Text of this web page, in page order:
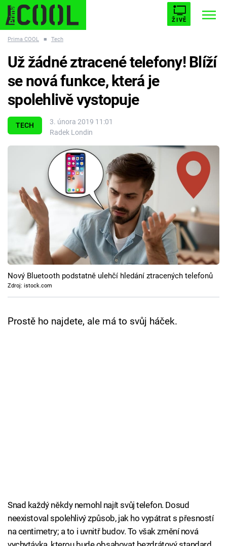
ŽIVĚ
ESCAPE PLNEJ KOTEL AVENGERS 5
Témata
Seriály
Hry
Cool Esport
Pořady
TV Program
Prima COOL ■ Tech
TECH
3. února 2019 11:01
Radek Londin
Už žádné ztracené telefony! Blíží
se nová funkce, která je
spolehlivě vystopuje
Nový Bluetooth podstatně ulehčí hledání ztracených telefonů
Zdroj: istock.com
Prostě ho najdete, ale má to svůj háček.
Snad každý někdy nemohl najít svůj telefon. Dosud
neexistoval spolehlivý způsob, jak ho vypátrat s přesností
na centimetry; a to i uvnitř budov. To však změní nová